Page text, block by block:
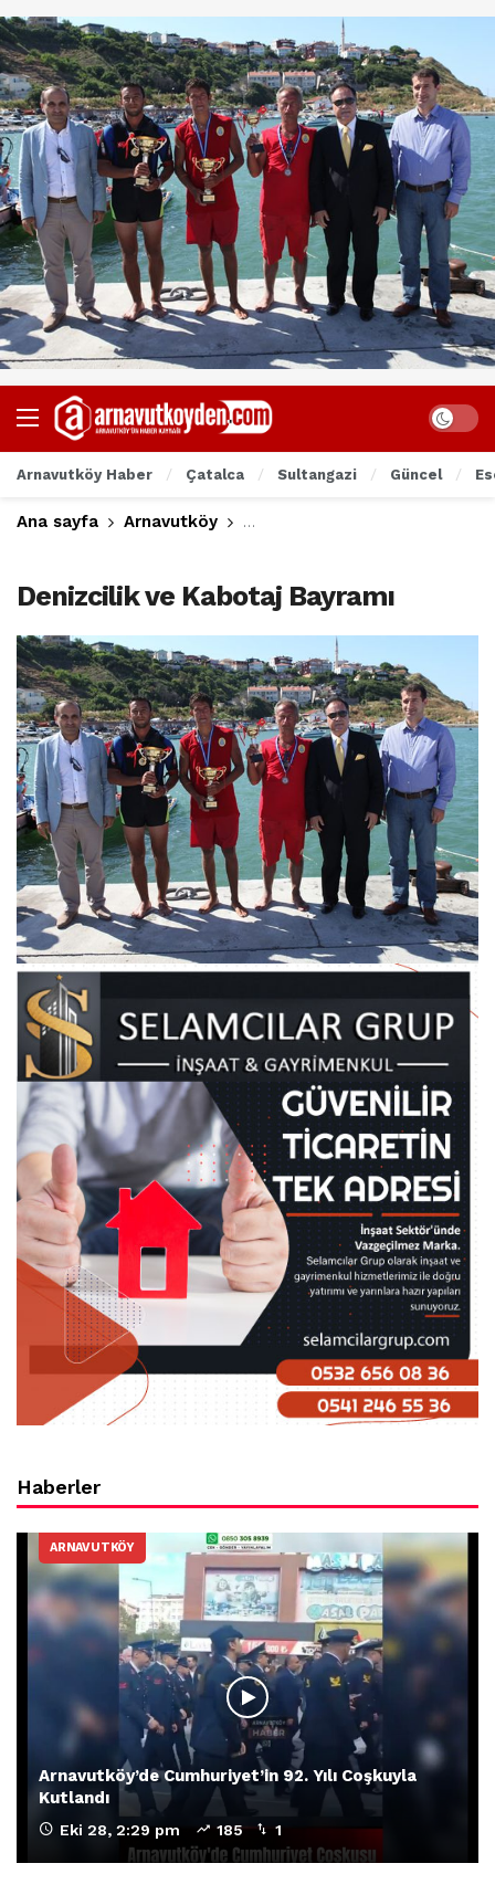
Arnavutköy Haber Çatalca Sultangazi Güncel
Ana sayfa Arnavutköy Arnavutköy’de Denizcilik ve
Denizcilik ve Kabotaj Bayramı
Haberler
ARNAVUTKÖY
Arnavutköy’de Cumhuriyet’in 92. Yılı Coşkuyla
Kutlandı
Eki 28, 2:29 pm 185 1